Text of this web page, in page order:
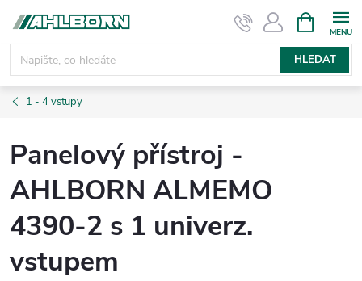
obsah
HLEDAT
NÁKUPNÍ
KOŠÍK
1 - 4 vstupy
Panelový přístroj -
AHLBORN ALMEMO
4390-2 s 1 univerz.
vstupem